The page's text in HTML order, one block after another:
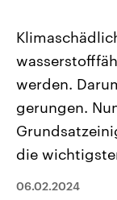
Landtagswahl
2026
Alle Informationen
Sachsen-Anhalt
September 2026
Landtag. Seit
Bundesland von
CDU, SPD und
Umfragen,
Wahlprogramme,
werden.
gerungen.
die
06.02.2024